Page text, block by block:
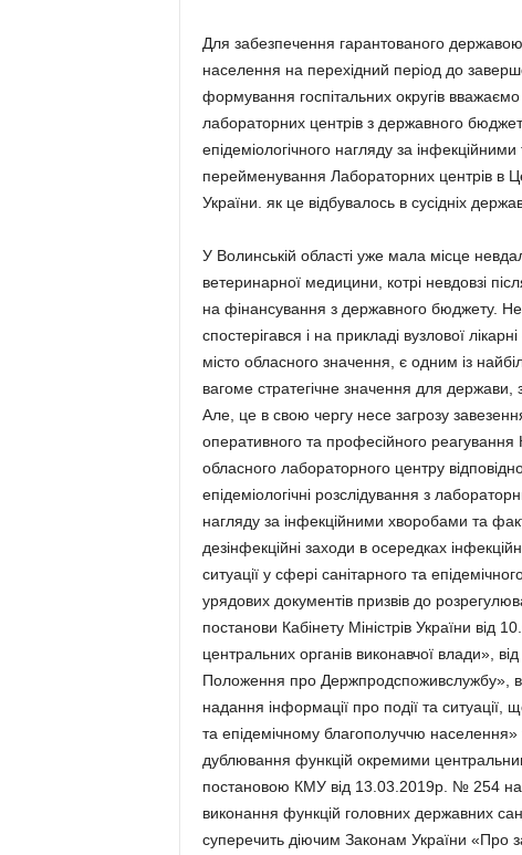
Для забезпечення гарантованого державою
населення на перехідний період до
формування госпітальних округів
лабораторних центрів з державного
епідеміологічного нагляду за
перейменування Лабораторних центрів в
України. як це відбувалось в сусідніх
У Волинській області уже мала місце
ветеринарної медицини, котрі невдовзі
на фінансування з державного бюджету.
спостерігався і на прикладі вузлової
місто обласного значення, є одним із
вагоме стратегічне значення для держави,
Але, це в свою чергу несе загрозу
оперативного та професійного реагування
обласного лабораторного центру
епідеміологічні розслідування з
нагляду за інфекційними хворобами та
дезінфекційні заходи в осередках
ситуації у сфері санітарного та
урядових документів призвів до
постанови Кабінету Міністрів України
центральних органів виконавчої влади»,
Положення про Держпродспоживслужбу»,
надання інформації про події та ситуації,
та епідемічному благополуччю
дублювання функцій окремими
постановою КМУ від 13.03.2019р. № 254 на
виконання функцій головних державних
суперечить діючим Законам України «Про